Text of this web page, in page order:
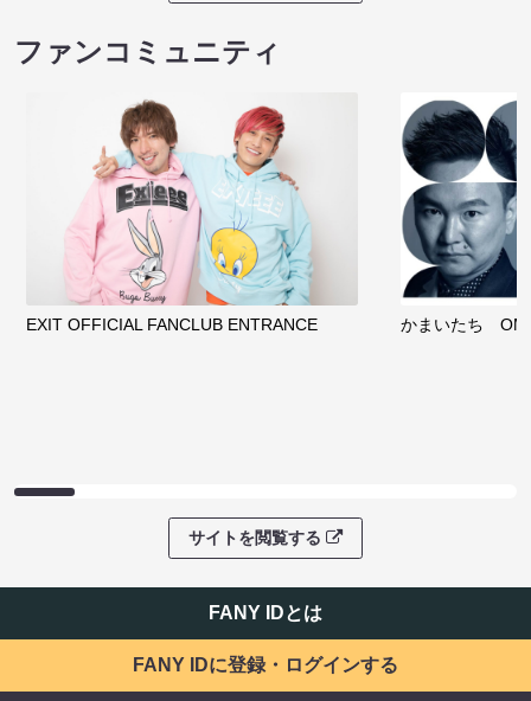
ファンコミュニティ
EXIT OFFICIAL FANCLUB ENTRANCE かまいたち
サイトを閲覧する
FANY IDとは
FANY IDに登録・ログインする